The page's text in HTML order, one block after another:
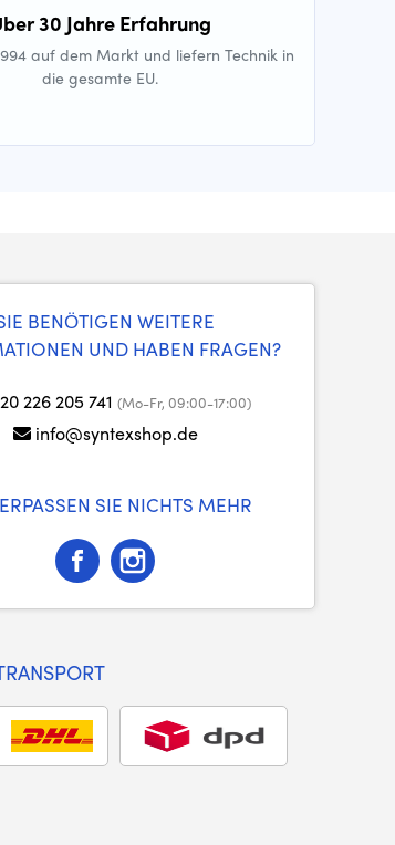
30 Jahre Erfahrung
auf dem Markt und liefern Technik in
die gesamte EU.
BENÖTIGEN WEITERE
UND HABEN FRAGEN?
226 205 741 (Mo-Fr, 09:00-17:00)
info@syntexshop.de
SIE NICHTS MEHR